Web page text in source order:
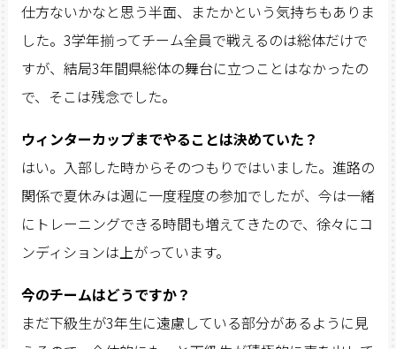
仕方ないかなと思う半面、またかという気持ちもありま
した。3学年揃ってチーム全員で戦えるのは総体だけで
すが、結局3年間県総体の舞台に立つことはなかったの
で、そこは残念でした。
ウィンターカップまでやることは決めていた？
はい。入部した時からそのつもりではいました。進路の
関係で夏休みは週に一度程度の参加でしたが、今は一緒
にトレーニングできる時間も増えてきたので、徐々にコ
ンディションは上がっています。
今のチームはどうですか？
まだ下級生が3年生に遠慮している部分があるように見